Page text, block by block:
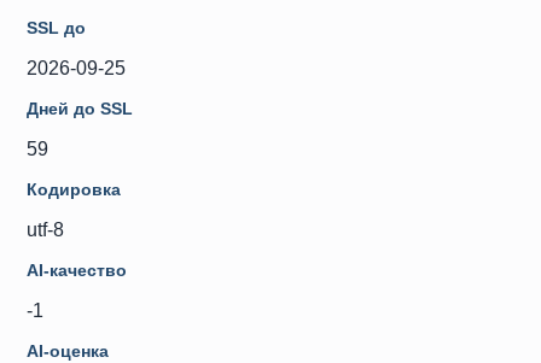
SSL до
2026-09-25
Дней до SSL
59
Кодировка
utf-8
AI-качество
-1
AI-оценка